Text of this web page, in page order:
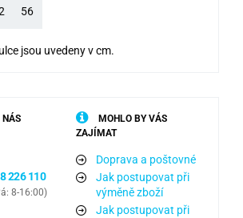
56
jsou uvedeny v cm.
NÁS
226 110
8-16:00)
MOHLO BY VÁS
ZAJÍMAT
Doprava a poštovné
Jak postupovat při
výměně zboží
Jak postupovat při